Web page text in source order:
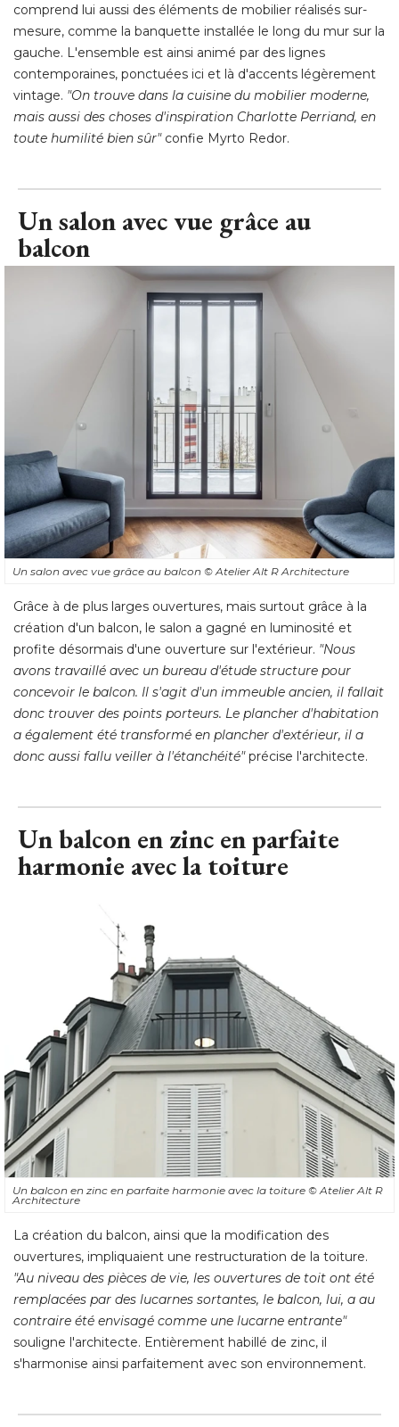
comprend lui aussi des éléments de mobilier réalisés sur-
mesure, comme la banquette installée le long du mur sur la
gauche. L'ensemble est ainsi animé par des lignes
contemporaines, ponctuées ici et là d'accents légèrement
vintage. "On trouve dans la cuisine du mobilier moderne,
mais aussi des choses d'inspiration Charlotte Perriand, en
toute humilité bien sûr" confie Myrto Redor.
Un salon avec vue grâce au
balcon
Un salon avec vue grâce au balcon © Atelier Alt R Architecture
Grâce à de plus larges ouvertures, mais surtout grâce à la
création d'un balcon, le salon a gagné en luminosité et
profite désormais d'une ouverture sur l'extérieur. "Nous
avons travaillé avec un bureau d'étude structure pour
concevoir le balcon. Il s'agit d'un immeuble ancien, il fallait
donc trouver des points porteurs. Le plancher d'habitation
a également été transformé en plancher d'extérieur, il a
donc aussi fallu veiller à l'étanchéité" précise l'architecte.
Un balcon en zinc en parfaite
harmonie avec la toiture
Un balcon en zinc en parfaite harmonie avec la toiture © Atelier Alt R
Architecture
La création du balcon, ainsi que la modification des
ouvertures, impliquaient une restructuration de la toiture.
"Au niveau des pièces de vie, les ouvertures de toit ont été
remplacées par des lucarnes sortantes, le balcon, lui, a au
contraire été envisagé comme une lucarne entrante"
souligne l'architecte. Entièrement habillé de zinc, il
s'harmonise ainsi parfaitement avec son environnement.